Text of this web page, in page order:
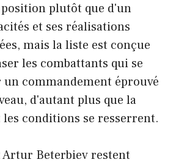
plutôt que d'un
et ses réalisations
mais la liste est conçue
les combattants qui se
commandement éprouvé
d'autant plus que la
conditions se resserrent.
Beterbiev restent